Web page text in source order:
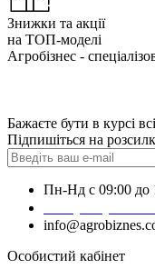
Знижки та акції
на ТОП-моделі
Агробізнес -
Бажаєте бути в курсі
Підпишіться на
Пн-Нд с 09:00 до
Особистий кабінет